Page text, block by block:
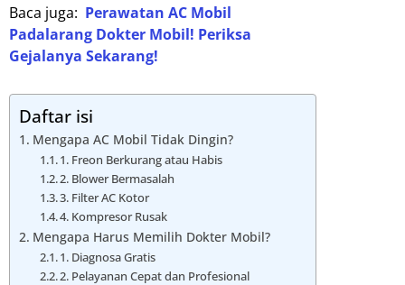
Baca juga: Perawatan AC Mobil
Padalarang Dokter Mobil! Periksa
Gejalanya Sekarang!
Daftar isi
Mengapa AC Mobil Tidak Dingin?
1. Freon Berkurang atau Habis
2. Blower Bermasalah
3. Filter AC Kotor
4. Kompresor Rusak
Mengapa Harus Memilih Dokter Mobil?
1. Diagnosa Gratis
2. Pelayanan Cepat dan Profesional